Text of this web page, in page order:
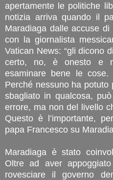
apertamente le politiche
notizia arriva quando il
Maradiaga dalle accuse di
con la giornalista
Vatican News: “gli dicono
certo, no, è onesto e
esaminare bene le
Perché nessuno ha potuto
sbagliato in qualcosa,
errore, ma non del livello
Questo è l’importante,
papa Francesco su
Maradiaga è stato
Oltre ad aver
rovesciare il governo